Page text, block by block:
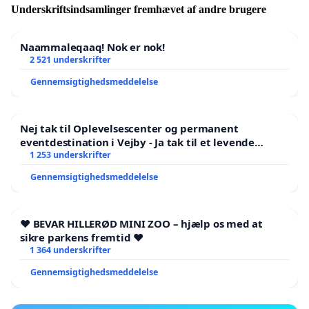
Underskriftsindsamlinger fremhævet af andre brugere
Naammaleqaaq! Nok er nok!
2 521 underskrifter
Gennemsigtighedsmeddelelse
Nej tak til Oplevelsescenter og permanent
eventdestination i Vejby - Ja tak til et levende
lokalområde i balance
1 253 underskrifter
Gennemsigtighedsmeddelelse
❤️ BEVAR HILLERØD MINI ZOO – hjælp os med at
sikre parkens fremtid ❤️
1 364 underskrifter
Gennemsigtighedsmeddelelse